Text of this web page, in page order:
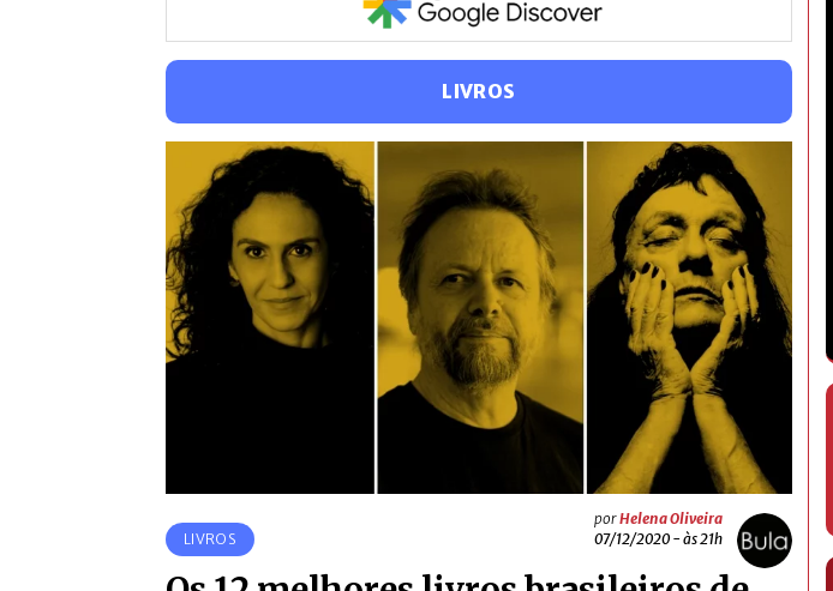
LIVROS
LIVROS
porHelena Oliveira
07/12/2020 - às 21h